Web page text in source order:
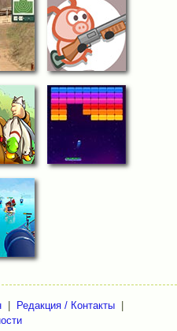
Редакция / Контакты